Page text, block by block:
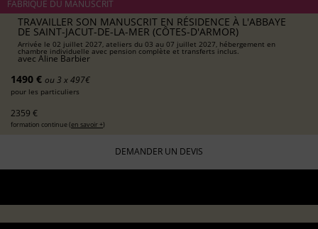
FABRIQUE DU MANUSCRIT
TRAVAILLER SON MANUSCRIT EN RÉSIDENCE À L'ABBAYE
DE SAINT-JACUT-DE-LA-MER (CÔTES-D'ARMOR)
Arrivée le 02 juillet 2027, ateliers du 03 au 07 juillet 2027, hébergement en
chambre individuelle avec pension complète et transferts inclus.
avec Aline Barbier
1490 € ou 3 x 497€
pour les particuliers
2359 €
formation continue (en savoir +)
DEMANDER UN DEVIS